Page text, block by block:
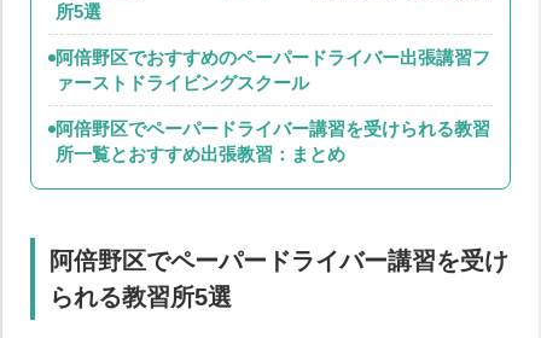
所5選
阿倍野区でおすすめのペーパードライバー出張講習フ
ァーストドライビングスクール
阿倍野区でペーパードライバー講習を受けられる教習
所一覧とおすすめ出張教習：まとめ
阿倍野区でペーパードライバー講習を受け
られる教習所5選